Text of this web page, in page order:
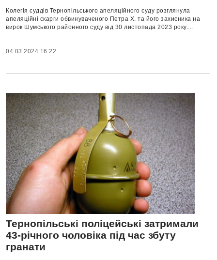
Колегія суддів Тернопільського апеляційного суду розглянула
апеляційні скарги обвинуваченого Петра Х. та його захисника на
вирок Шумського районного суду від 30 листопада 2023 року....
04.03.2024 16:22
Тернопільські поліцейські затримали
43-річного чоловіка під час збуту
гранати